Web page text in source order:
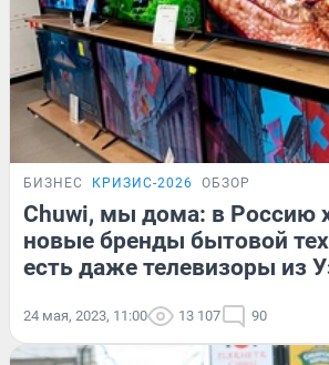
БИЗНЕС КРИЗИС-2026 ОБЗОР
Chuwi, мы дома: в Россию
новые бренды бытовой
есть даже телевизоры из
24 мая, 2023, 11:00 13 107 90